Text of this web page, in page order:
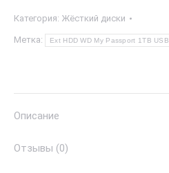
HDD
WD
1TB
USB
Категория: Жёсткий диски
Метка: Ext HDD WD My Passport 1TB USB
Описание
Отзывы (0)